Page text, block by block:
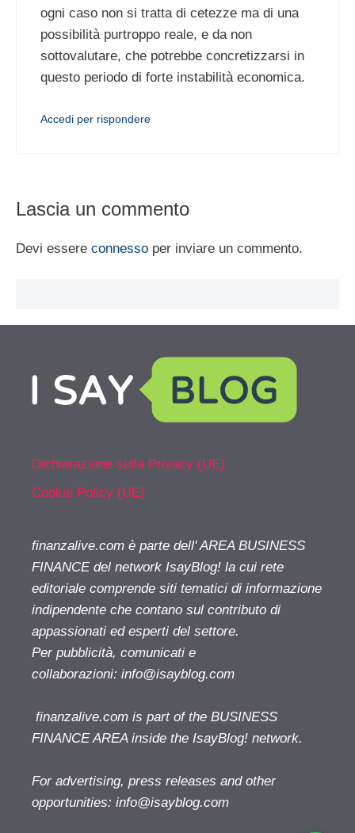
ogni caso non si tratta di cetezze ma di una
possibilità purtroppo reale, e da non
sottovalutare, che potrebbe concretizzarsi in
questo periodo di forte instabilità economica.
Accedi per rispondere
Lascia un commento
Devi essere connesso per inviare un commento.
Dichiarazione sulla Privacy (UE)
Cookie Policy (UE)
finanzalive.com è parte dell' AREA BUSINESS
FINANCE del network IsayBlog! la cui rete
editoriale comprende siti tematici di informazione
indipendente che contano sul contributo di
appassionati ed esperti del settore.
Per pubblicità, comunicati e
collaborazioni: info@isayblog.com
finanzalive.com is part of the BUSINESS
FINANCE AREA inside the IsayBlog! network.
For advertising, press releases and other
opportunities: info@isayblog.com